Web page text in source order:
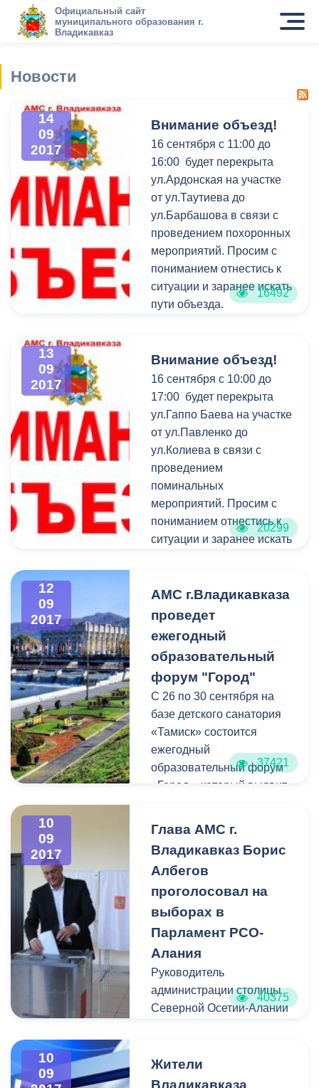
Официальный сайт
муниципального образования г.
Владикавказ
Новости
14
09
2017
Внимание объезд!
16 сентября с 11:00 до
16:00 будет перекрыта
ул.Ардонская на участке
от ул.Таутиева до
ул.Барбашова в связи с
проведением похоронных
мероприятий. Просим с
пониманием отнестись к
ситуации и заранее искать
пути объезда.
16492
13
09
2017
Внимание объезд!
16 сентября с 10:00 до
17:00 будет перекрыта
ул.Гаппо Баева на участке
от ул.Павленко до
ул.Колиева в связи с
проведением
поминальных
мероприятий. Просим с
пониманием отнестись к
ситуации и заранее искать
20299
12
09
2017
АМС г.Владикавказа
проведет
ежегодный
образовательный
форум "Город"
С 26 по 30 сентября на
базе детского санатория
«Тамиск» состоится
ежегодный
образовательный форум
«Город», который выявит
37421
10
09
2017
Глава АМС г.
Владикавказ Борис
Албегов
проголосовал на
выборах в
Парламент РСО-
Алания
Руководитель
администрации столицы
Северной Осетии-Алании
республики.
40375
10
09
Жители
Владикавказа